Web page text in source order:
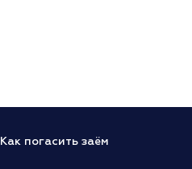
Как погасить заём